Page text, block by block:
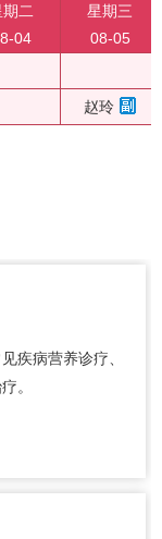
二
04
星期三
08-05
赵玲
疾病营养诊疗、
。